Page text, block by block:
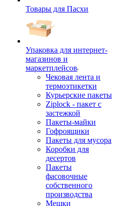
Товары для Пасхи
Упаковка для интернет-
магазинов и
маркетплейсов
Чековая лента и
термоэтикетки
Курьерские пакеты
Ziplock - пакет с
застежкой
Пакеты-майки
Гофроящики
Пакеты для мусора
Коробки для
десертов
Пакеты
фасовочные
собственного
производства
Мешки